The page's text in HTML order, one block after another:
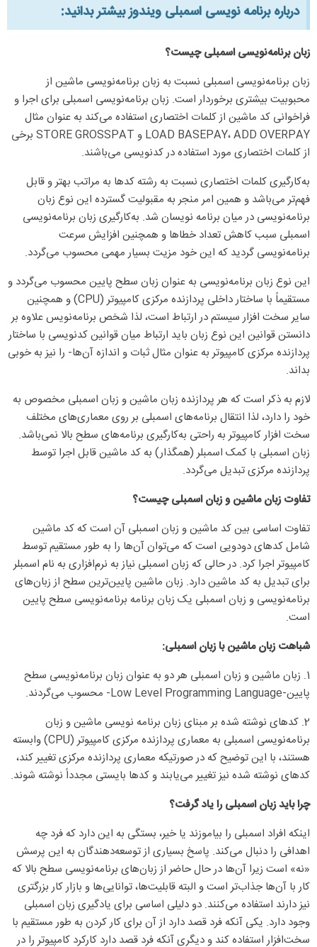
درباره برنامه نویسی اسمبلی ویندوز بیشتر بدانید:​
زبان برنامه‌نویسی اسمبلی چیست؟
زبان برنامه‌نویسی اسمبلی نسبت به زبان برنامه‌نویسی ماشین از
محبوبیت بیشتری برخوردار است. زبان برنامه‌نویسی اسمبلی برای اجرا و
فراخوانی کد ماشین از کلمات اختصاری استفاده می‌کند به عنوان مثال
LOAD BASEPAY، ADD OVERPAY و STORE GROSSPAT برخی
از کلمات اختصاری مورد استفاده در کدنویسی می‌باشند.
به‌کارگیری کلمات اختصاری نسبت به رشته کدها به مراتب بهتر و قابل
فهم‌تر می‌باشد و همین امر منجر به مقبولیت گسترده این نوع زبان
برنامه‌نویسی در میان برنامه نویسان شد. به‌کارگیری زبان برنامه‌نویسی
اسمبلی سبب کاهش تعداد خطاها و همچنین افزایش سرعت
برنامه‌نویسی گردید که این خود مزیت بسیار مهمی محسوب می‌گردد.
این نوع زبان برنامه‌نویسی به عنوان زبان سطح پایین محسوب می‌گردد و
مستقیماً با ساختار داخلی پردازنده مرکزی کامپیوتر (CPU) و همچنین
سایر سخت افزار سیستم در ارتباط است، لذا شخص برنامه‌نویس علاوه بر
دانستن قوانین این نوع زبان باید ارتباط میان قوانین کدنویسی با ساختار
پردازنده مرکزی کامپیوتر به عنوان مثال ثبات و اندازه آن‌ها- را نیز به خوبی
بداند.
لازم به ذکر است که هر پردازنده زبان ماشین و زبان اسمبلی مخصوص به
خود را دارد، لذا انتقال برنامه‌های اسمبلی بر روی معماری‌های مختلف
سخت افزار کامپیوتر به راحتی به‌کارگیری برنامه‌های سطح بالا نمی‌باشد.
زبان اسمبلی با کمک اسمبلر (همگذار) به کد ماشین قابل اجرا توسط
پردازنده مرکزی تبدیل می‌گردد.
تفاوت زبان ماشین و زبان اسمبلی چیست؟
تفاوت اساسی بین کد ماشین و زبان اسمبلی آن است که کد ماشین
شامل کدهای دودویی است که می‌توان آن‌ها را به طور مستقیم توسط
کامپیوتر اجرا کرد. در حالی که زبان اسمبلی نیاز به نرم‌افزاری به نام اسمبلر
برای تبدیل به کد ماشین دارد. زبان ماشین پایین‌ترین سطح از زبان‌های
برنامه‌نویسی و زبان اسمبلی یک زبان برنامه برنامه‌نویسی سطح پایین
است.
شباهت زبان ماشین با زبان اسمبلی:
1. زبان ماشین و زبان اسمبلی هر دو به عنوان زبان برنامه‌نویسی سطح
پایین-Low Level Programming Language- محسوب می‌گردند.
2. کدهای نوشته شده بر مبنای زبان برنامه نویسی ماشین و زبان
برنامه‌نویسی اسمبلی به معماری پردازنده مرکزی کامپیوتر (CPU) وابسته
هستند، با این توضیح که در صورتیکه معماری پردازنده مرکزی تغییر کند،
کدهای نوشته شده نیز تغییر می‌یابند و کدها بایستی مجدداً نوشته شوند.
چرا باید زبان اسمبلی را یاد گرفت؟
اینکه افراد اسمبلی را بیاموزند یا خیر، بستگی به این دارد که فرد چه
اهدافی را دنبال می‌کند. پاسخ بسیاری از توسعه‌دهندگان به این پرسش
«نه» است زیرا آن‌ها در حال حاضر از زبان‌های برنامه‌نویسی سطح بالا که
کار با آن‌ها جذاب‌تر است و البته قابلیت‌ها، توانایی‌ها و بازار کار بزرگتری
نیز دارند استفاده می‌کنند. دو دلیلی اساسی برای یادگیری زبان اسمبلی
وجود دارد. یکی آنکه فرد قصد دارد از آن برای کار کردن به طور مستقیم با
سخت‌افزار استفاده کند و دیگری آنکه فرد قصد دارد کارکرد کامپیوتر را در